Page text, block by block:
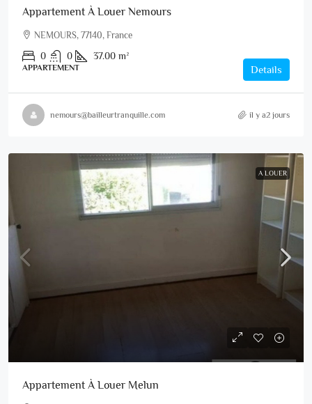
Appartement À Louer Nemours
NEMOURS, 77140, France
0 0 37.00 m²
APPARTEMENT Details
nemours@bailleurtranquille.com il y a2 jours
A LOUER
Appartement À Louer Melun